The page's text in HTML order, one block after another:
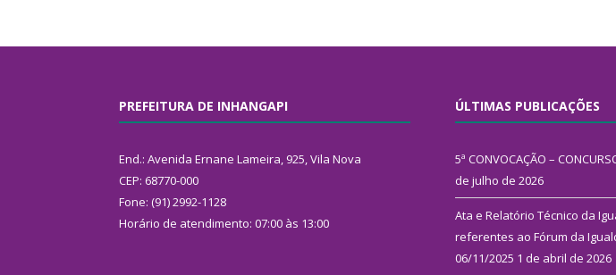
PREFEITURA DE INHANGAPI
End.: Avenida Ernane Lameira, 925, Vila Nova
CEP: 68770-000
Fone: (91) 2992-1128
Horário de atendimento: 07:00 às 13:00
ÚLTIMAS PUBLICAÇÕES
5ª CONVOCAÇÃO –
de julho de 2026
Ata e Relatório Técnico da
referentes ao Fórum da
06/11/2025 1 de abril de 2026